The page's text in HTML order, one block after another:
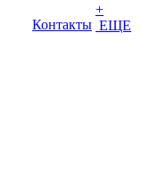
Контакты
+
ЕЩЕ